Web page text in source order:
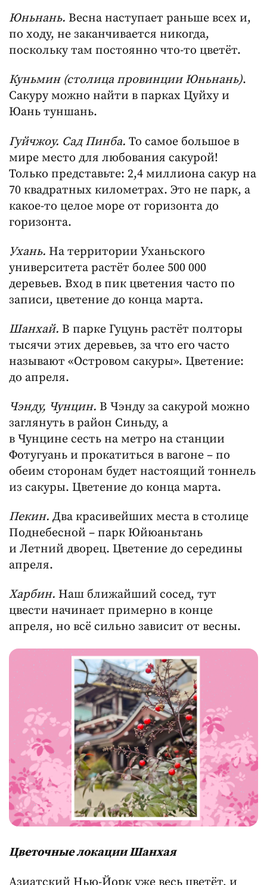
Юньнань. Весна наступает раньше всех и,
по ходу, не заканчивается никогда,
поскольку там постоянно что-то цветёт.
Куньмин (столица провинции Юньнань).
Сакуру можно найти в парках Цуйху и
Юань туншань.
Гуйчжоу. Сад Пинба. То самое большое в
мире место для любования сакурой!
Только представьте: 2,4 миллиона сакур на
70 квадратных километрах. Это не парк, а
какое-то целое море от горизонта до
горизонта.
Ухань. На территории Уханьского
университета растёт более 500 000
деревьев. Вход в пик цветения часто по
записи, цветение до конца марта.
Шанхай. В парке Гуцунь растёт полторы
тысячи этих деревьев, за что его часто
называют «Островом сакуры». Цветение:
до апреля.
Чэнду, Чунцин. В Чэнду за сакурой можно
заглянуть в район Синьду, а
в Чунцине сесть на метро на станции
Фотугуань и прокатиться в вагоне – по
обеим сторонам будет настоящий тоннель
из сакуры. Цветение до конца марта.
Пекин. Два красивейших места в столице
Поднебесной – парк Юйюаньтань
и Летний дворец. Цветение до середины
апреля.
Харбин. Наш ближайший сосед, тут
цвести начинает примерно в конце
апреля, но всё сильно зависит от весны.
Цветочные локации Шанхая